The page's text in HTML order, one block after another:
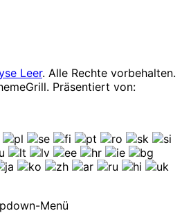
Leer. Alle Rechte vorbehalten.
Präsentiert von: